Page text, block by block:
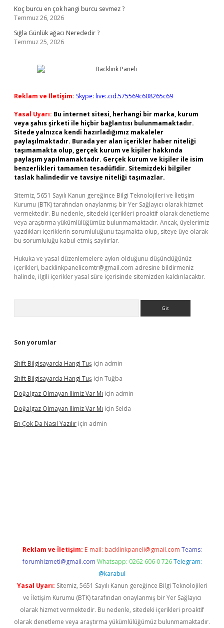
Koç burcu en çok hangi burcu sevmez ?
Temmuz 26, 2026
Sığla Günlük ağacı Nerededir ?
Temmuz 25, 2026
Reklam ve İletişim: Skype: live:.cid.575569c608265c69
Yasal Uyarı: Bu internet sitesi, herhangi bir marka, kurum
veya şahıs şirketi ile hiçbir bağlantısı bulunmamaktadır.
Sitede yalnızca kendi hazırladığımız makaleler
paylaşılmaktadır. Burada yer alan içerikler haber niteliği
taşımamakta olup, gerçek kurum ve kişiler hakkında
paylaşım yapılmamaktadır. Gerçek kurum ve kişiler ile isim
benzerlikleri tamamen tesadüfidir. Sitemizdeki bilgiler
taslak halindedir ve tavsiye niteliği taşımazlar.
Sitemiz, 5651 Sayılı Kanun gereğince Bilgi Teknolojileri ve İletişim
Kurumu (BTK) tarafından onaylanmış bir Yer Sağlayıcı olarak hizmet
vermektedir. Bu nedenle, sitedeki içerikleri proaktif olarak denetleme
veya araştırma yükümlülüğümüz bulunmamaktadır. Ancak, üyelerimiz
yazdıkları içeriklerin sorumluluğunu taşımakta olup, siteye üye olarak
bu sorumluluğu kabul etmiş sayılırlar.
Hukuka ve yasal düzenlemelere aykırı olduğunu düşündüğünüz
içerikleri, backlinkpanelicomtr@gmail.com adresine bildirmeniz
halinde, ilgili içerikler yasal süre içerisinde sitemizden kaldırılacaktır.
Son yorumlar
Shift Bilgisayarda Hangi Tuş için admin
Shift Bilgisayarda Hangi Tuş için Tuğba
Doğalgaz Olmayan Ilimiz Var Mı için admin
Doğalgaz Olmayan Ilimiz Var Mı için Selda
En Çok Da Nasıl Yazılır için admin
Reklam ve İletişim: E-mail: backlinkpaneli@gmail.com Teams:
forumhizmeti@gmail.com Whatsapp: 0262 606 0 726 Telegram:
@karabul
Yasal Uyarı: Sitemiz, 5651 Sayılı Kanun gereğince Bilgi Teknolojileri
ve İletişim Kurumu (BTK) tarafından onaylanmış bir Yer Sağlayıcı
olarak hizmet vermektedir. Bu nedenle, sitedeki içerikleri proaktif
olarak denetleme veya araştırma yükümlülüğümüz bulunmamaktadır.